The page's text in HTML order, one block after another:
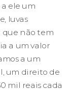
ele um
luvas
que não tem
a um valor
a um
um direito de
mil reais cada